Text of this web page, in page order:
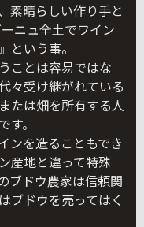
素晴らしい作り手と
ニュ全土でワイン
という事。
ことは容易ではな
々受け継がれている
たは畑を所有する人
。
ンを造ることもでき
産地と違って特殊
ブドウ農家は信頼関
ブドウを売ってはく